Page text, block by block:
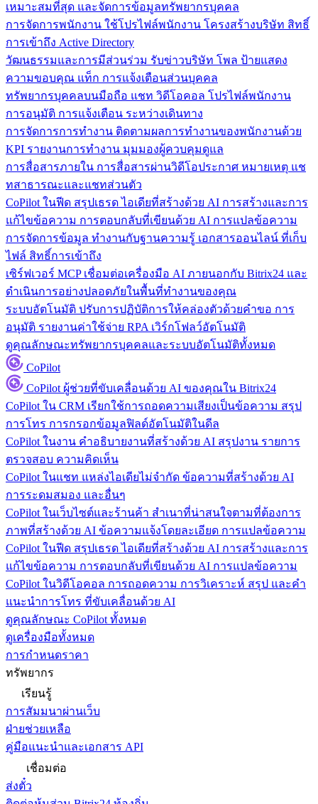
เหมาะสมที่สุด และจัดการข้อมูลทรัพยากรบุคคล
การจัดการพนักงาน ใช้โปรไฟล์พนักงาน โครงสร้างบริษัท สิทธิ์
การเข้าถึง Active Directory
วัฒนธรรมและการมีส่วนร่วม รับข่าวบริษัท โพล ป้ายแสดง
ความขอบคุณ แท็ก การแจ้งเตือนส่วนบุคคล
ทรัพยากรบุคคลบนมือถือ แชท วิดีโอคอล โปรไฟล์พนักงาน
การอนุมัติ การแจ้งเตือน ระหว่างเดินทาง
การจัดการการทำงาน ติดตามผลการทำงานของพนักงานด้วย
KPI รายงานการทำงาน มุมมองผู้ควบคุมดูแล
การสื่อสารภายใน การสื่อสารผ่านวิดีโอประกาศ หมายเหตุ แช
ทสาธารณะและแชทส่วนตัว
CoPilot ในฟีด สรุปเธรด ไอเดียที่สร้างด้วย AI การสร้างและการ
แก้ไขข้อความ การตอบกลับที่เขียนด้วย AI การแปลข้อความ
การจัดการข้อมูล ทำงานกับฐานความรู้ เอกสารออนไลน์ ที่เก็บ
ไฟล์ สิทธิ์การเข้าถึง
เซิร์ฟเวอร์ MCP เชื่อมต่อเครื่องมือ AI ภายนอกกับ Bitrix24 และ
ดำเนินการอย่างปลอดภัยในพื้นที่ทำงานของคุณ
ระบบอัตโนมัติ ปรับการปฏิบัติการให้คล่องตัวด้วยคำขอ การ
อนุมัติ รายงานค่าใช้จ่าย RPA เวิร์กโฟลว์อัตโนมัติ
ดูคุณลักษณะทรัพยากรบุคคลและระบบอัตโนมัติทั้งหมด
CoPilot
CoPilot ผู้ช่วยที่ขับเคลื่อนด้วย AI ของคุณใน Bitrix24
CoPilot ใน CRM เรียกใช้การถอดความเสียงเป็นข้อความ สรุป
การโทร การกรอกข้อมูลฟิลด์อัตโนมัติในดีล
CoPilot ในงาน คำอธิบายงานที่สร้างด้วย AI สรุปงาน รายการ
ตรวจสอบ ความคิดเห็น
CoPilot ในแชท แหล่งไอเดียไม่จำกัด ข้อความที่สร้างด้วย AI
การระดมสมอง และอื่นๆ
CoPilot ในเว็บไซต์และร้านค้า สำเนาที่น่าสนใจตามที่ต้องการ
ภาพที่สร้างด้วย AI ข้อความแจ้งโดยละเอียด การแปลข้อความ
CoPilot ในฟีด สรุปเธรด ไอเดียที่สร้างด้วย AI การสร้างและการ
แก้ไขข้อความ การตอบกลับที่เขียนด้วย AI การแปลข้อความ
CoPilot ในวิดีโอคอล การถอดความ การวิเคราะห์ สรุป และคำ
แนะนำการโทร ที่ขับเคลื่อนด้วย AI
ดูคุณลักษณะ CoPilot ทั้งหมด
ดูเครื่องมือทั้งหมด
การกำหนดราคา
ทรัพยากร
เรียนรู้
การสัมมนาผ่านเว็บ
ฝ่ายช่วยเหลือ
คู่มือแนะนำและเอกสาร API
เชื่อมต่อ
ส่งตั๋ว